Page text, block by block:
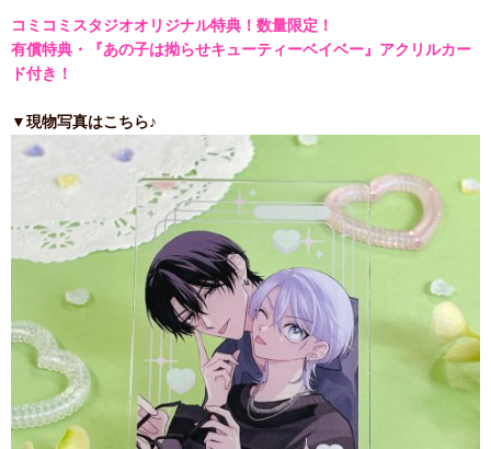
コミコミスタジオオリジナル特典！数量限定！
有償特典・『あの子は拗らせキューティーベイベー』アクリルカー
ド付き！
▼現物写真はこちら♪